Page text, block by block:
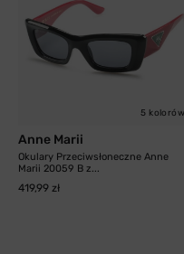
5 kolorów
Anne Marii
Okulary Przeciwsłoneczne Anne
Marii 20059 B z...
419,99 zł